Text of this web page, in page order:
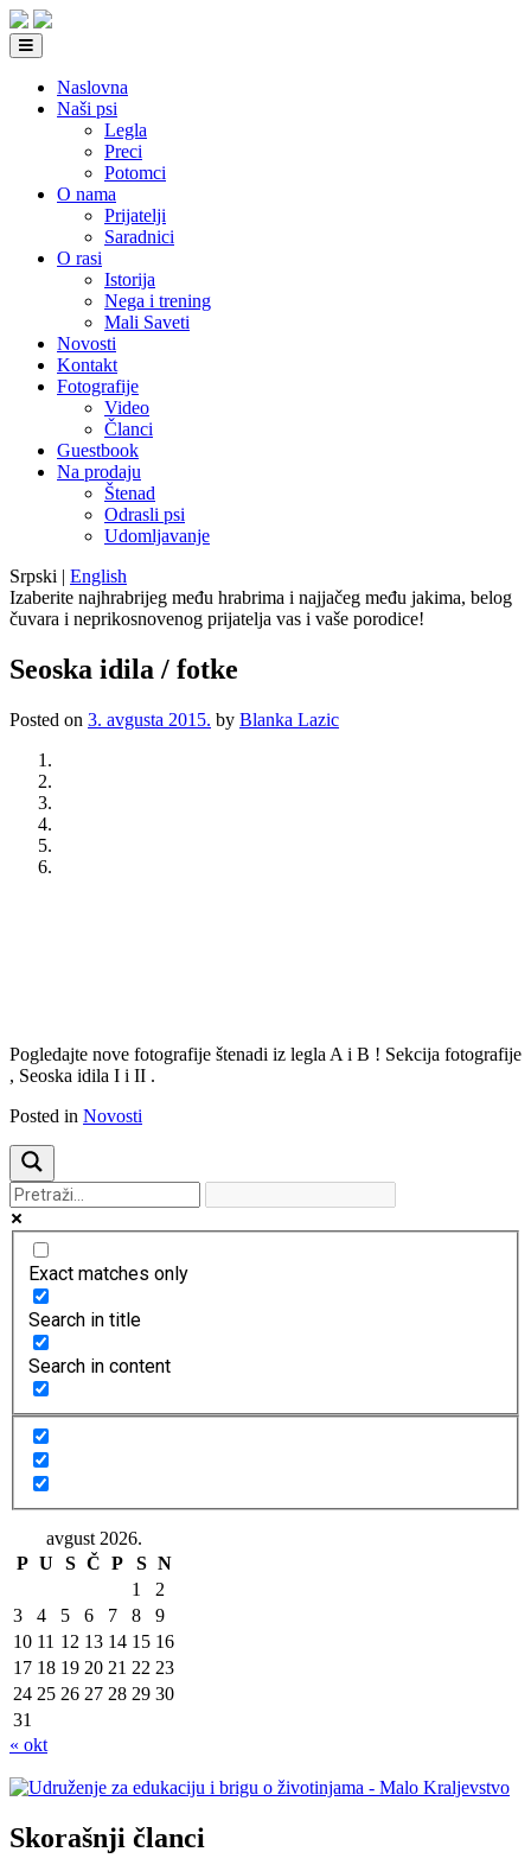
Naslovna
Naši psi
Legla
Preci
Potomci
O nama
Prijatelji
Saradnici
O rasi
Istorija
Nega i trening
Mali Saveti
Novosti
Kontakt
Fotografije
Video
Članci
Guestbook
Na prodaju
Štenad
Odrasli psi
Udomljavanje
Srpski | English
Izaberite najhrabrijeg među hrabrima i najjačeg među jakima, belog
čuvara i neprikosnovenog prijatelja vas i vaše porodice!
Seoska idila / fotke
Posted on 3. avgusta 2015. by Blanka Lazic
Pogledajte nove fotografije štenadi iz legla A i B ! Sekcija fotografije
, Seoska idila I i II .
Posted in Novosti
Exact matches only
Search in title
Search in content
avgust 2026.
P U S Č P S N
1
2
3
4 5 6 7 8
9
10 11 12 13 14 15 16
17 18 19 20 21 22 23
24 25 26 27 28 29 30
31
« okt
Skorašnji članci